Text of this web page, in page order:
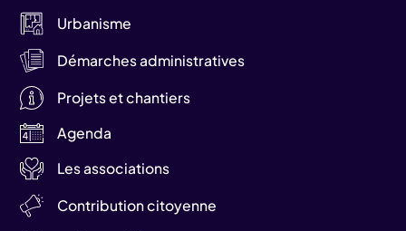
Urbanisme
Démarches administratives
Projets et chantiers
Agenda
Les associations
Contribution citoyenne